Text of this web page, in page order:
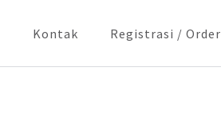
Kontak Registrasi / Order